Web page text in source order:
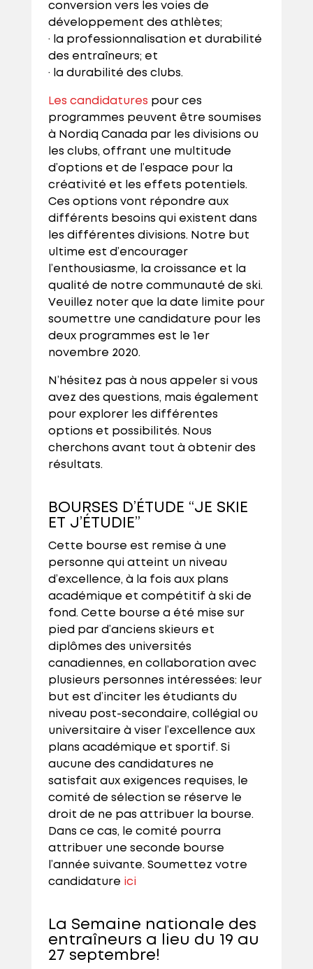
conversion vers les voies de
développement des athlètes;
· la professionnalisation et durabilité
des entraîneurs; et
· la durabilité des clubs.
Les candidatures pour ces
programmes peuvent être soumises
à Nordiq Canada par les divisions ou
les clubs, offrant une multitude
d’options et de l’espace pour la
créativité et les effets potentiels.
Ces options vont répondre aux
différents besoins qui existent dans
les différentes divisions. Notre but
ultime est d’encourager
l’enthousiasme, la croissance et la
qualité de notre communauté de ski.
Veuillez noter que la date limite pour
soumettre une candidature pour les
deux programmes est le 1er
novembre 2020.
N’hésitez pas à nous appeler si vous
avez des questions, mais également
pour explorer les différentes
options et possibilités. Nous
cherchons avant tout à obtenir des
résultats.
BOURSES D’ÉTUDE “JE SKIE
ET J’ÉTUDIE”
Cette bourse est remise à une
personne qui atteint un niveau
d’excellence, à la fois aux plans
académique et compétitif à ski de
fond. Cette bourse a été mise sur
pied par d’anciens skieurs et
diplômes des universités
canadiennes, en collaboration avec
plusieurs personnes intéressées: leur
but est d’inciter les étudiants du
niveau post-secondaire, collégial ou
universitaire à viser l’excellence aux
plans académique et sportif. Si
aucune des candidatures ne
satisfait aux exigences requises, le
comité de sélection se réserve le
droit de ne pas attribuer la bourse.
Dans ce cas, le comité pourra
attribuer une seconde bourse
l’année suivante. Soumettez votre
candidature ici
La Semaine nationale des
entraîneurs a lieu du 19 au
27 septembre!